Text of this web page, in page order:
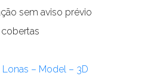
sem aviso prévio
cobertas
Lonas – Model – 3D